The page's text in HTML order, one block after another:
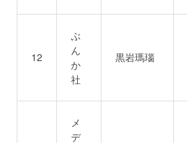
12
ぶ
ん
か
社
黒岩瑪瑙
メ
デ